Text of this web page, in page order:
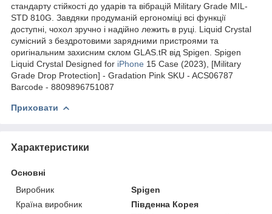
стандарту стійкості до ударів та вібрацій Military Grade MIL-
STD 810G. Завдяки продуманій ергономіці всі функції
доступні, чохол зручно і надійно лежить в руці. Liquid Crystal
сумісний з бездротовими зарядними пристроями та
оригінальним захисним склом GLAS.tR від Spigen. Spigen
Liquid Crystal Designed for iPhone 15 Case (2023), [Military
Grade Drop Protection] - Gradation Pink SKU - ACS06787
Barcode - 8809896751087
Приховати
Характеристики
Основні
Виробник
Spigen
Країна виробник
Південна Корея